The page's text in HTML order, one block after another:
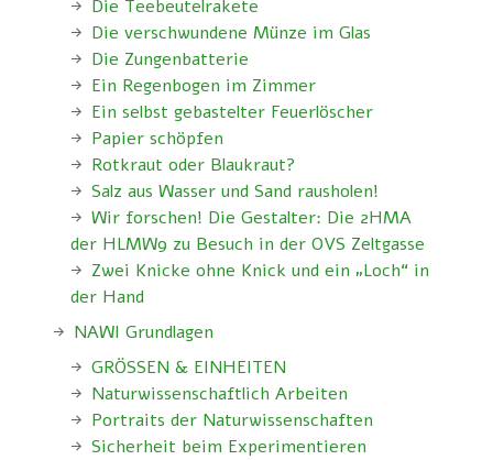
Die Teebeutelrakete
Die verschwundene Münze im Glas
Die Zungenbatterie
Ein Regenbogen im Zimmer
Ein selbst gebastelter Feuerlöscher
Papier schöpfen
Rotkraut oder Blaukraut?
Salz aus Wasser und Sand rausholen!
Wir forschen! Die Gestalter: Die 2HMA
der HLMW9 zu Besuch in der OVS Zeltgasse
Zwei Knicke ohne Knick und ein „Loch“ in
der Hand
NAWI Grundlagen
GRÖSSEN & EINHEITEN
Naturwissenschaftlich Arbeiten
Portraits der Naturwissenschaften
Sicherheit beim Experimentieren